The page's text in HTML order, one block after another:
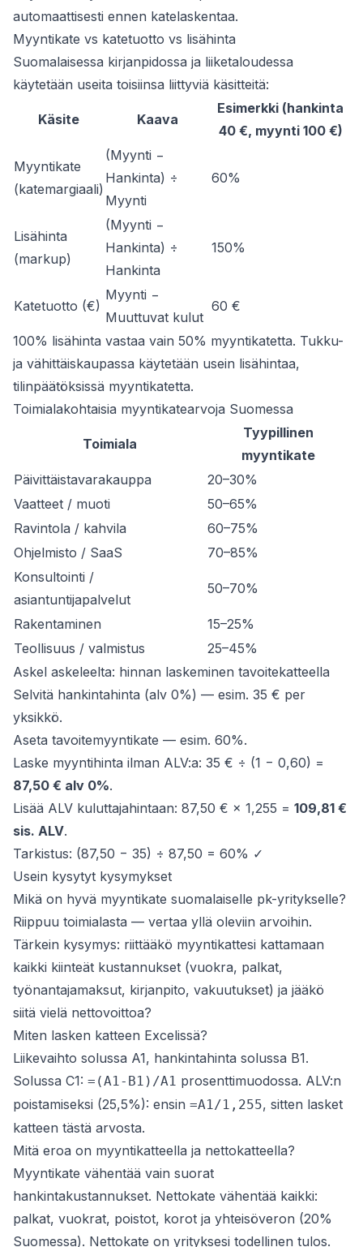
automaattisesti ennen katelaskentaa.
Myyntikate vs katetuotto vs lisähinta
Suomalaisessa kirjanpidossa ja liiketaloudessa
käytetään useita toisiinsa liittyviä käsitteitä:
Käsite Kaava
Esimerkki (hankinta
40 €, myynti 100 €)
Myyntikate
(katemargiaali)
(Myynti −
Hankinta) ÷
Myynti
60%
Lisähinta
(markup)
(Myynti −
Hankinta) ÷
Hankinta
150%
Katetuotto (€)
Myynti −
Muuttuvat kulut
60 €
100% lisähinta vastaa vain 50% myyntikatetta. Tukku-
ja vähittäiskaupassa käytetään usein lisähintaa,
tilinpäätöksissä myyntikatetta.
Toimialakohtaisia myyntikatearvoja Suomessa
Toimiala
Tyypillinen
myyntikate
Päivittäistavarakauppa
20–30%
Vaatteet / muoti
50–65%
Ravintola / kahvila
60–75%
Ohjelmisto / SaaS
70–85%
Konsultointi /
asiantuntijapalvelut
50–70%
Rakentaminen
15–25%
Teollisuus / valmistus
25–45%
Askel askeleelta: hinnan laskeminen tavoitekatteella
Selvitä hankintahinta (alv 0%) — esim. 35 € per
yksikkö.
Aseta tavoitemyyntikate — esim. 60%.
Laske myyntihinta ilman ALV:a: 35 € ÷ (1 − 0,60) =
87,50 € alv 0%.
Lisää ALV kuluttajahintaan: 87,50 € × 1,255 = 109,81 €
sis. ALV.
Tarkistus: (87,50 − 35) ÷ 87,50 = 60% ✓
Usein kysytyt kysymykset
Mikä on hyvä myyntikate suomalaiselle pk-yritykselle?
Riippuu toimialasta — vertaa yllä oleviin arvoihin.
Tärkein kysymys: riittääkö myyntikattesi kattamaan
kaikki kiinteät kustannukset (vuokra, palkat,
työnantajamaksut, kirjanpito, vakuutukset) ja jääkö
siitä vielä nettovoittoa?
Miten lasken katteen Excelissä?
Liikevaihto solussa A1, hankintahinta solussa B1.
Solussa C1: =(A1-B1)/A1 prosenttimuodossa. ALV:n
poistamiseksi (25,5%): ensin =A1/1,255, sitten lasket
katteen tästä arvosta.
Mitä eroa on myyntikatteella ja nettokatteella?
Myyntikate vähentää vain suorat
hankintakustannukset. Nettokate vähentää kaikki:
palkat, vuokrat, poistot, korot ja yhteisöveron (20%
Suomessa). Nettokate on yrityksesi todellinen tulos.